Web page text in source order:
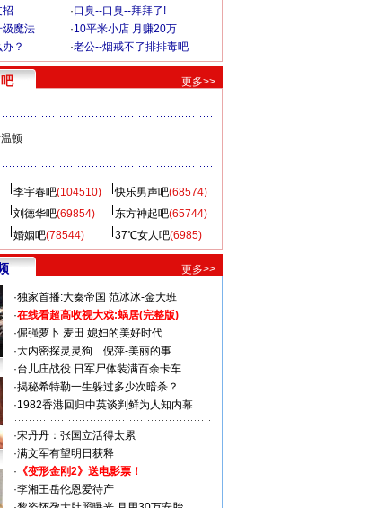
招 ·口臭--口臭--拜拜了!
级魔法 ·10平米小店 月赚20万
？ ·老公--烟戒不了排排毒吧
更多>>
顿
李宇春吧(104510) 快乐男声吧(68574)
刘德华吧(69854) 东方神起吧(65744)
婚姻吧(78544) 37℃女人吧(6985)
更多>>
·独家首播:大秦帝国 范冰冰-金大班
·在线看超高收视大戏:蜗居(完整版)
·倔强萝卜 麦田 媳妇的美好时代
·大内密探灵灵狗
倪萍-美丽的事
·台儿庄战役 日军尸体装满百余卡车
·揭秘希特勒一生躲过多少次暗杀？
·1982香港回归中英谈判鲜为人知内幕
·宋丹丹：张国立活得太累
·满文军有望明日获释
· 《变形金刚2》送电影票！
·李湘王岳伦恩爱待产